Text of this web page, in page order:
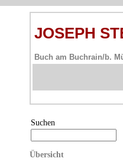
JOSEPH
Buch am Buchrain/b.
Suchen
Übersicht